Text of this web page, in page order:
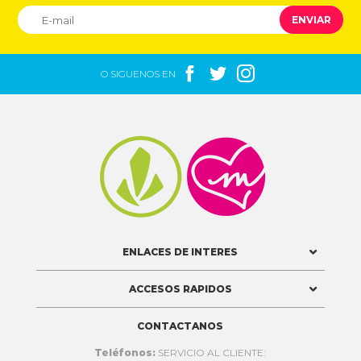
ENVIAR
O SIGUENOS EN   

ENLACES DE INTERES
ACCESOS RAPIDOS
CONTACTANOS
Teléfonos: SERVICIO AL CLIENTE: